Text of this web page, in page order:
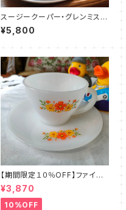
スージークーパー・グレンミス
ト・カップ＆ソーサー（SCGM01
01）
¥5,800
【期間限定１０％OFF】ファイア
ーキング・フラワー・カップ＆ソー
サー（FKFW0002）
¥3,870
10%OFF